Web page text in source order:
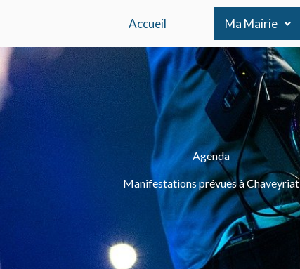
contenu
Accueil Ma Mairie
Agenda
Manifestations prévues à Chaveyriat